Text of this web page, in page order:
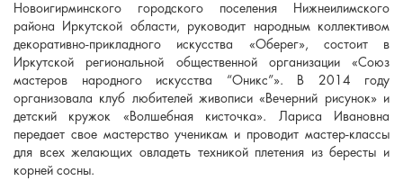
Новоигирминского городского поселения Нижнеилимского
района Иркутской области, руководит народным коллективом
декоративно-прикладного искусства «Оберег», состоит в
Иркутской региональной общественной организации «Союз
мастеров народного искусства “Оникс”». В 2014 году
организовала клуб любителей живописи «Вечерний рисунок» и
детский кружок «Волшебная кисточка». Лариса Ивановна
передает свое мастерство ученикам и проводит мастер-классы
для всех желающих овладеть техникой плетения из бересты и
корней сосны.